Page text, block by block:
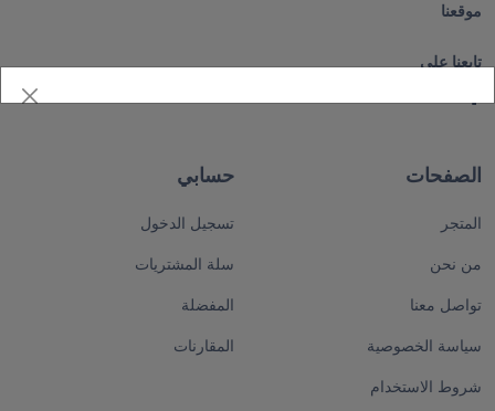
موقعنا
تابعنا على
الصفحات
المتجر
من نحن
تواصل معنا
سياسة الخصوصية
شروط الاستخدام
حسابي
تسجيل الدخول
سلة المشتريات
المفضلة
المقارنات